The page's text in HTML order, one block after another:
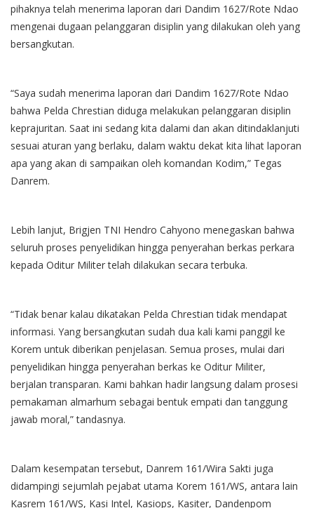
pihaknya telah menerima laporan dari Dandim 1627/Rote Ndao
mengenai dugaan pelanggaran disiplin yang dilakukan oleh yang
bersangkutan.
“Saya sudah menerima laporan dari Dandim 1627/Rote Ndao
bahwa Pelda Chrestian diduga melakukan pelanggaran disiplin
keprajuritan. Saat ini sedang kita dalami dan akan ditindaklanjuti
sesuai aturan yang berlaku, dalam waktu dekat kita lihat laporan
apa yang akan di sampaikan oleh komandan Kodim,” Tegas
Danrem.
Lebih lanjut, Brigjen TNI Hendro Cahyono menegaskan bahwa
seluruh proses penyelidikan hingga penyerahan berkas perkara
kepada Oditur Militer telah dilakukan secara terbuka.
“Tidak benar kalau dikatakan Pelda Chrestian tidak mendapat
informasi. Yang bersangkutan sudah dua kali kami panggil ke
Korem untuk diberikan penjelasan. Semua proses, mulai dari
penyelidikan hingga penyerahan berkas ke Oditur Militer,
berjalan transparan. Kami bahkan hadir langsung dalam prosesi
pemakaman almarhum sebagai bentuk empati dan tanggung
jawab moral,” tandasnya.
Dalam kesempatan tersebut, Danrem 161/Wira Sakti juga
didampingi sejumlah pejabat utama Korem 161/WS, antara lain
Kasrem 161/WS, Kasi Intel, Kasiops, Kasiter, Dandenpom